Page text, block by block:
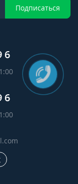
Подписаться
6
6